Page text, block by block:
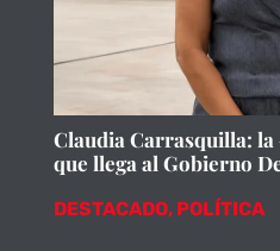
Claudia Carrasquilla:
que llega al Gobierno
DESTACADO, POLÍTICA